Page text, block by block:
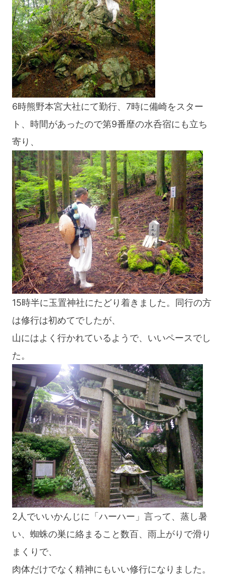
6時熊野本宮大社にて勤行、7時に備崎をスター
ト、時間があったので第9番靡の水呑宿にも立ち
寄り、
15時半に玉置神社にたどり着きました。同行の方
は修行は初めてでしたが、
山にはよく行かれているようで、いいペースでし
た。
2人でいいかんじに「ハーハー」言って、蒸し暑
い、蜘蛛の巣に絡まること数百、雨上がりで滑り
まくりで、
肉体だけでなく精神にもいい修行になりました。